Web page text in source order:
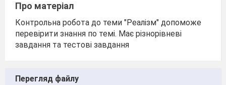
Про матеріал
Контрольна робота до теми "Реалізм" допоможе
перевірити знання по темі. Має різнорівневі
завдання та тестові завдання
Перегляд файлу